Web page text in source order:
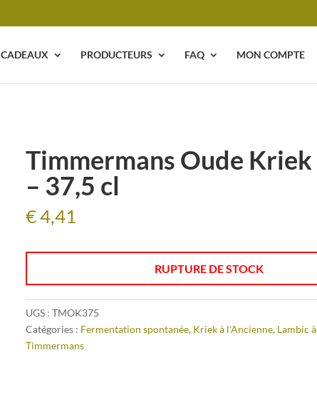
CADEAUX PRODUCTEURS FAQ MON COMPTE
Timmermans Oude
– 37,5 cl
€4,41
RUPTURE DE STOCK
UGS : TMOK375
Catégories : Fermentation spontanée, Kriek à l'Ancienne, Lambic
Timmermans